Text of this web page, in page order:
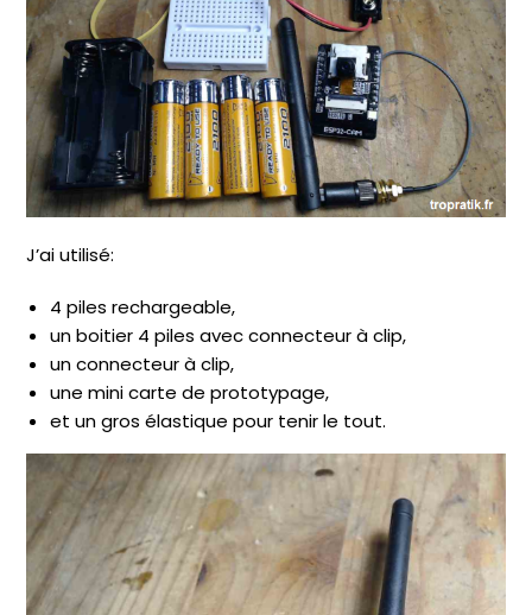
J’ai utilisé:
4 piles rechargeable,
un boitier 4 piles avec connecteur à clip,
un connecteur à clip,
une mini carte de prototypage,
et un gros élastique pour tenir le tout.